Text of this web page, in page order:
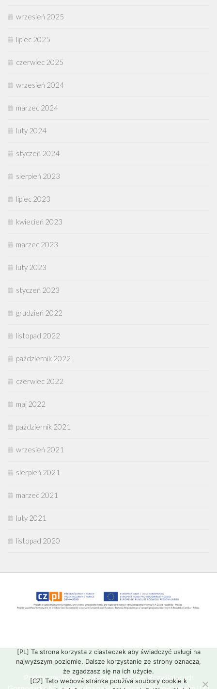
wrzesień 2025
lipiec 2025
czerwiec 2025
wrzesień 2024
marzec 2024
luty 2024
styczeń 2024
sierpień 2023
lipiec 2023
kwiecień 2023
marzec 2023
luty 2023
styczeń 2023
grudzień 2022
listopad 2022
październik 2022
czerwiec 2022
maj 2022
październik 2021
wrzesień 2021
sierpień 2021
marzec 2021
luty 2021
listopad 2020
Praktyczny Program Kształcenia Kadr Rozwijających
[PL] Ta strona korzysta z ciasteczek aby świadczyć usługi na
najwyższym poziomie. Dalsze korzystanie ze strony oznacza,
że zgadzasz się na ich użycie.
[CZ] Tato webová stránka používá soubory cookie k